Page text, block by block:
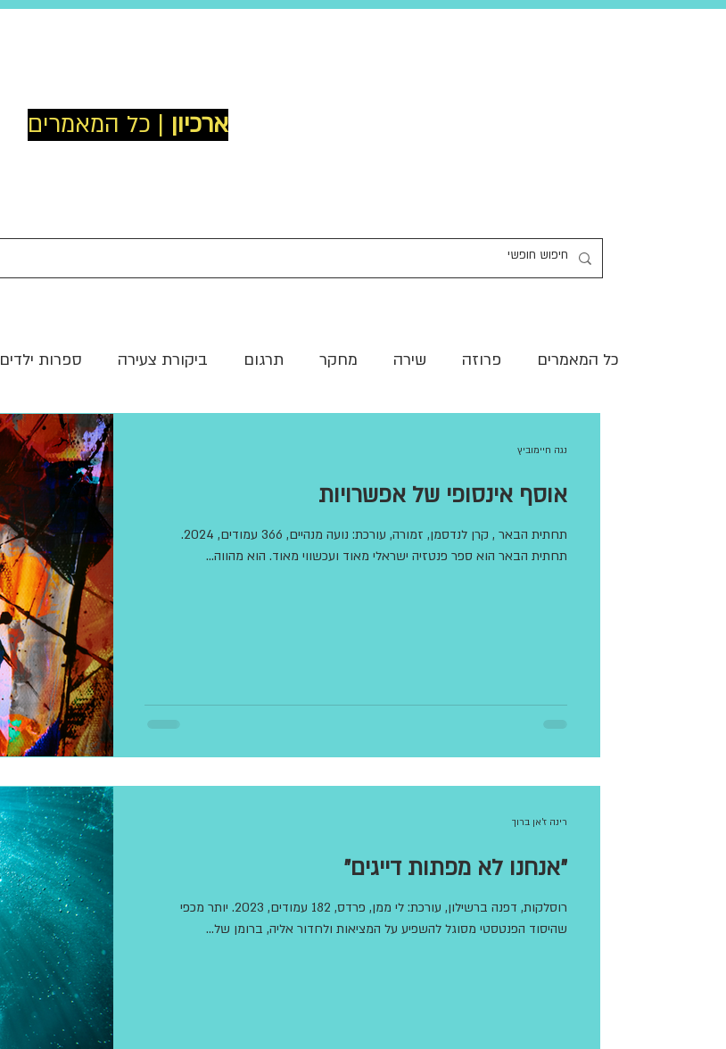
ארכיון | כל המאמרים
כל המאמרים פרוזה שירה מחקר תרגום ביקורת צעירה ספרות ילדים
אוסף אינסופי של אפשרויות
תחתית הבאר , קרן לנדסמן, זמורה, עורכת: נועה מנהיים, 366 עמודים, 2024.
תחתית הבאר הוא ספר פנטזיה ישראלי מאוד ועכשווי מאוד. הוא מהווה...
נגה חיימוביץ
״אנחנו לא מפתות דייגים״
רוסלקות, דפנה ברשילון, עורכת: לי ממן, פרדס, 182 עמודים, 2023. יותר מכפי
שהיסוד הפנטסטי מסוגל להשפיע על המציאות ולחדור אליה, ברומן של...
רינה ז'אן ברוך